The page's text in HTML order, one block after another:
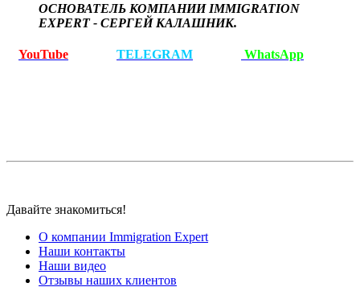
ОСНОВАТЕЛЬ КОМПАНИИ IMMIGRATION
EXPERT - СЕРГЕЙ КАЛАШНИК.
YouTube TELEGRAM WhatsApp
Давайте знакомиться!
О компании Immigration Expert
Наши контакты
Наши видео
Отзывы наших клиентов